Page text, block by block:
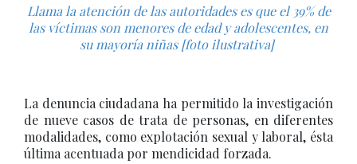
Llama la atención de las autoridades es que el 39% de
las víctimas son menores de edad y adolescentes, en
su mayoría niñas [foto ilustrativa]
La denuncia ciudadana ha permitido la investigación
de nueve casos de trata de personas, en diferentes
modalidades, como explotación sexual y laboral, ésta
última acentuada por mendicidad forzada.